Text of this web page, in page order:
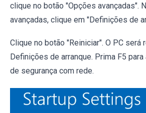
clique no botão "Opções avançadas".
avançadas, clique em "Definições de
Clique no botão "Reiniciar". O PC será
Definições de arranque. Prima F5 para
de segurança com rede.